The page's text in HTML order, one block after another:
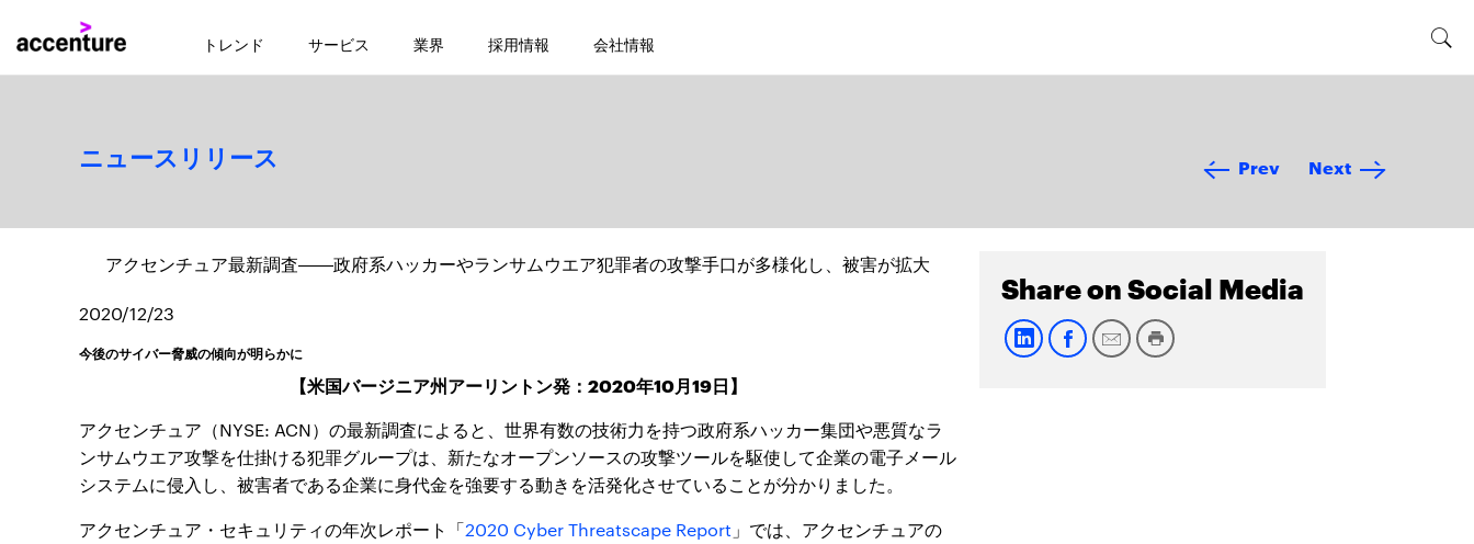
トレンド サービス 業界 採用情報 会社情報
ニュースリリース Prev Next
アクセンチュア最新調査――政府系ハッカーやランサムウエア犯罪者の攻撃手口が多様化し、被害が拡大
2020/12/23
今後のサイバー脅威の傾向が明らかに
【米国バージニア州アーリントン発：2020年10月19日】
アクセンチュア（NYSE: ACN）の最新調査によると、世界有数の技術力を持つ政府系ハッカー集団や悪質なラ
ンサムウエア攻撃を仕掛ける犯罪グループは、新たなオープンソースの攻撃ツールを駆使して企業の電子メール
システムに侵入し、被害者である企業に身代金を強要する動きを活発化させていることが分かりました。
アクセンチュア・セキュリティの年次レポート「2020 Cyber Threatscape Report 」では、アクセンチュアの
Share on Social Media